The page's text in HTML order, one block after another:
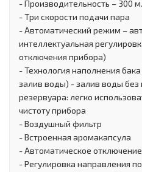
- Производительность – 300
- Три скорости подачи пара
- Автоматический режим –
интеллектуальная
отключения прибора)
- Технология наполнения
залив воды) - залив воды без
резервуара: легко
чистоту прибора
- Воздушный фильтр
- Встроенная аромакапсула
- Автоматическое
- Регулировка направления